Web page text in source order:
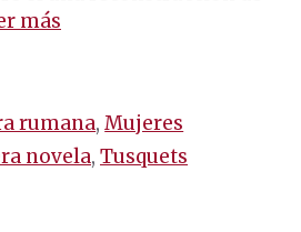
más
rumana,Mujeres
novela, Tusquets